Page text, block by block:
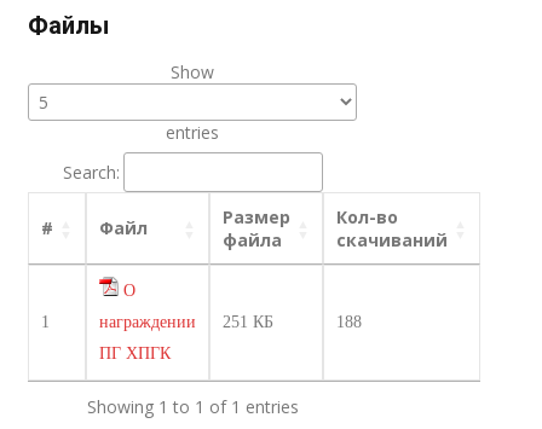
Файлы
Show
entries
Search:
# Файл
Размер
файла
Кол-во
скачиваний
1
О
награждении
ПГ ХПГК
251 КБ 188
Showing 1 to 1 of 1 entries